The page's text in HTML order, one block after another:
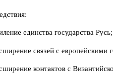
единства государства Русь;
связей с европейскими
контактов с